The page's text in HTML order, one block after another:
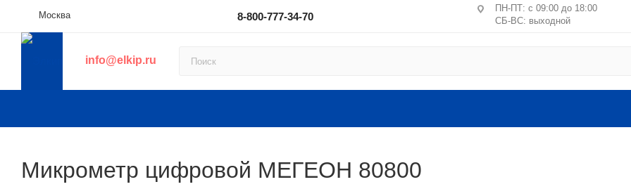
Москва 8-800-777-34-70
ПН-ПТ: с 09:00 до 18:00
СБ-ВС: выходной
ст. м. Китай-город, Лубянка
info@elkip.ru
Микрометр цифровой МЕГЕОН 80800